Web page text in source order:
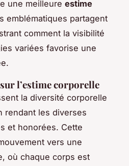
une meilleure estime
emblématiques partagent
comment la visibilité
variées favorise une
l’estime corporelle
la diversité corporelle
rendant les diverses
et honorées. Cette
vers une
où chaque corps est